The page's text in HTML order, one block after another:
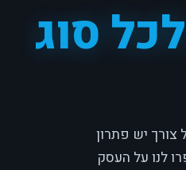
סוג
יש פתרון
לנו על העסק